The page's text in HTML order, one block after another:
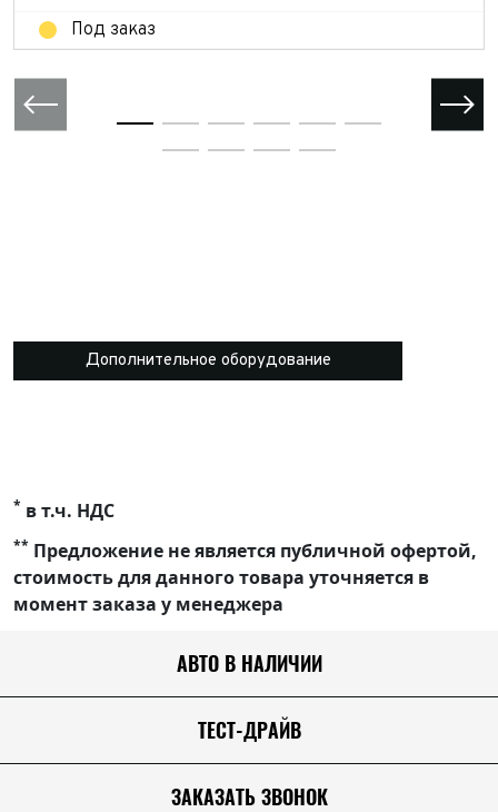
Под заказ
Дополнительное оборудование
* в т.ч. НДС
** Предложение не является публичной офертой,
стоимость для данного товара уточняется в
момент заказа у менеджера
АВТО В НАЛИЧИИ
ТЕСТ-ДРАЙВ
ЗАКАЗАТЬ ЗВОНОК